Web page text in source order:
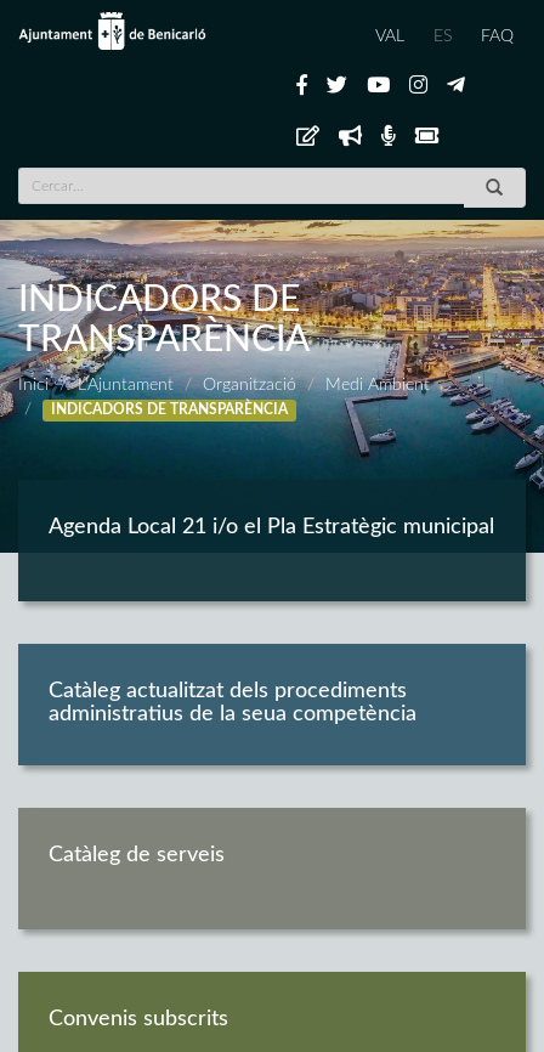
VAL ES FAQ
INDICADORS DE
TRANSPARÈNCIA
Inici L'Ajuntament Organització Medi Ambient
INDICADORS DE TRANSPARÈNCIA
Agenda Local 21 i/o el Pla Estratègic municipal
Catàleg actualitzat dels procediments
administratius de la seua competència
Catàleg de serveis
Convenis subscrits